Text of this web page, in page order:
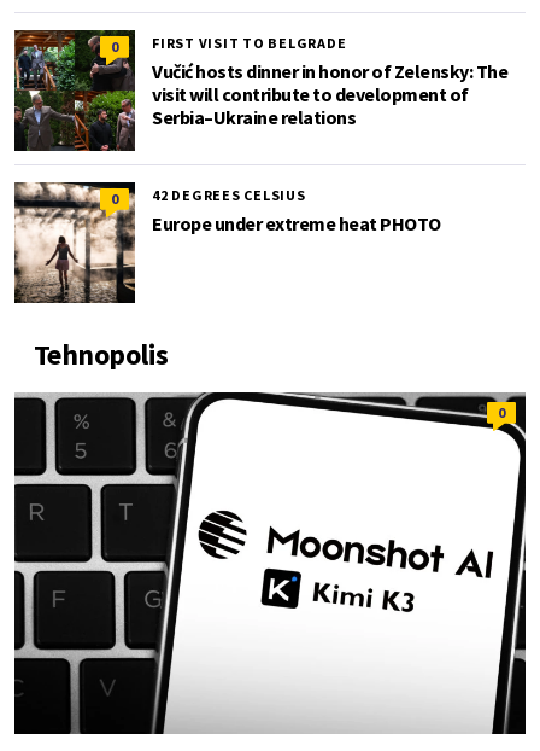
0 FIRST VISIT TO BELGRADE
Vučić hosts dinner in honor of Zelensky: The
visit will contribute to development of
Serbia–Ukraine relations
0 42 DEGREES CELSIUS
Europe under extreme heat PHOTO
Tehnopolis
0